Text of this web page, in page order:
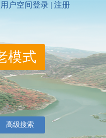
模式
高级搜索